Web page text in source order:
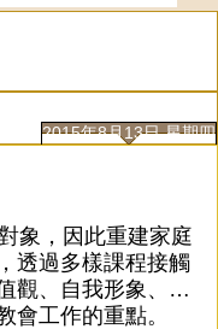
2015年8月13日 星期四
象，因此重建家庭
透過多樣課程接觸
觀、自我形象、…
會工作的重點。